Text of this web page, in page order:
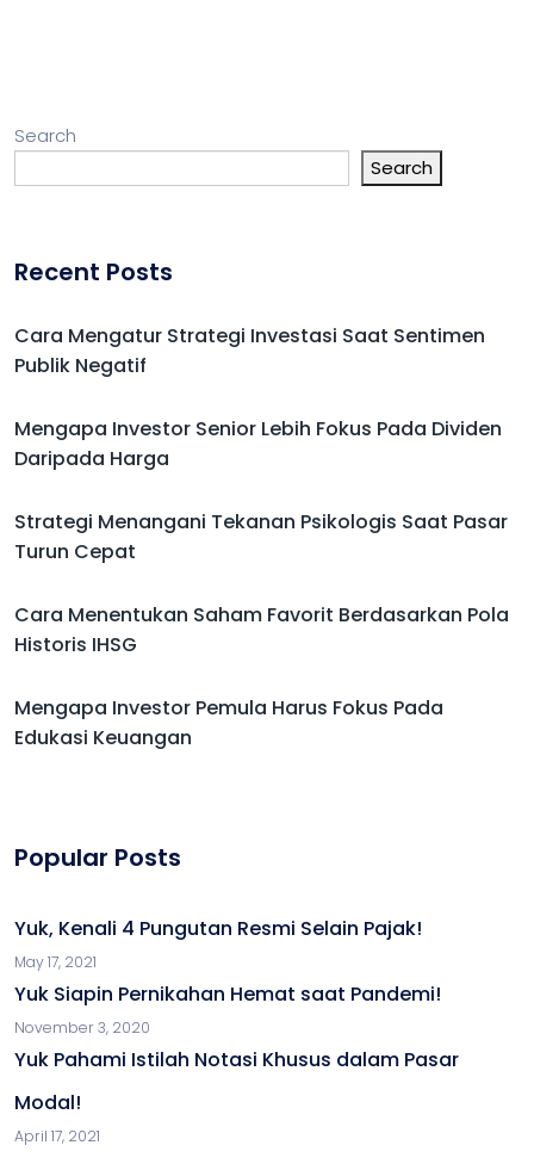
Search
Search
Recent Posts
Cara Mengatur Strategi Investasi Saat Sentimen
Publik Negatif
Mengapa Investor Senior Lebih Fokus Pada Dividen
Daripada Harga
Strategi Menangani Tekanan Psikologis Saat Pasar
Turun Cepat
Cara Menentukan Saham Favorit Berdasarkan Pola
Historis IHSG
Mengapa Investor Pemula Harus Fokus Pada
Edukasi Keuangan
Popular Posts
Yuk, Kenali 4 Pungutan Resmi Selain Pajak!
May 17, 2021
Yuk Siapin Pernikahan Hemat saat Pandemi!
November 3, 2020
Yuk Pahami Istilah Notasi Khusus dalam Pasar
Modal!
April 17, 2021